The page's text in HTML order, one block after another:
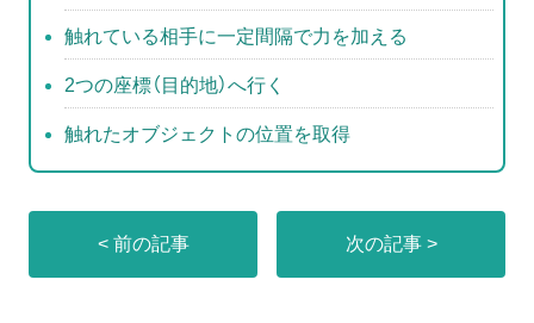
触れている相手に一定間隔で力を加える
2つの座標（目的地）へ行く
触れたオブジェクトの位置を取得
< 前の記事 次の記事 >